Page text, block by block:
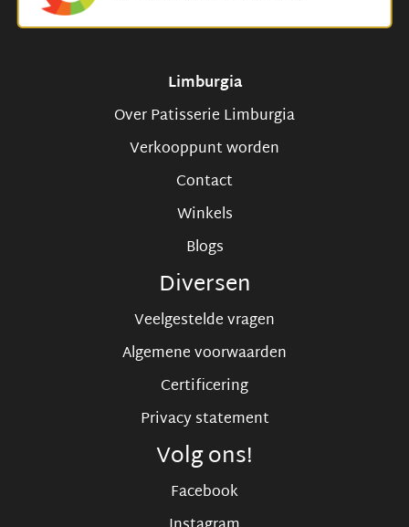
Limburgia
Over Patisserie Limburgia
Verkooppunt worden
Contact
Winkels
Blogs
Diversen
Veelgestelde vragen
Algemene voorwaarden
Certificering
Privacy statement
Volg ons!
Facebook